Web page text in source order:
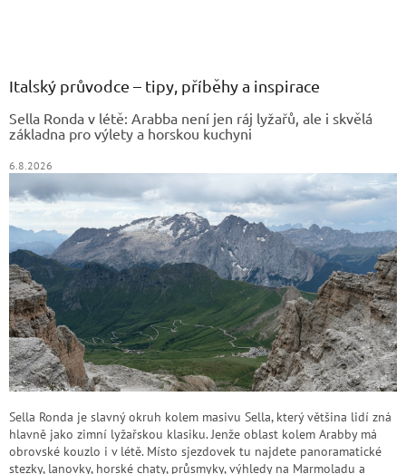
Italský průvodce – tipy, příběhy a inspirace
Sella Ronda v létě: Arabba není jen ráj lyžařů, ale i skvělá
základna pro výlety a horskou kuchyni
6.8.2026
Sella Ronda je slavný okruh kolem masivu Sella, který většina lidí zná
hlavně jako zimní lyžařskou klasiku. Jenže oblast kolem Arabby má
obrovské kouzlo i v létě. Místo sjezdovek tu najdete panoramatické
stezky, lanovky, horské chaty, průsmyky, výhledy na Marmoladu a